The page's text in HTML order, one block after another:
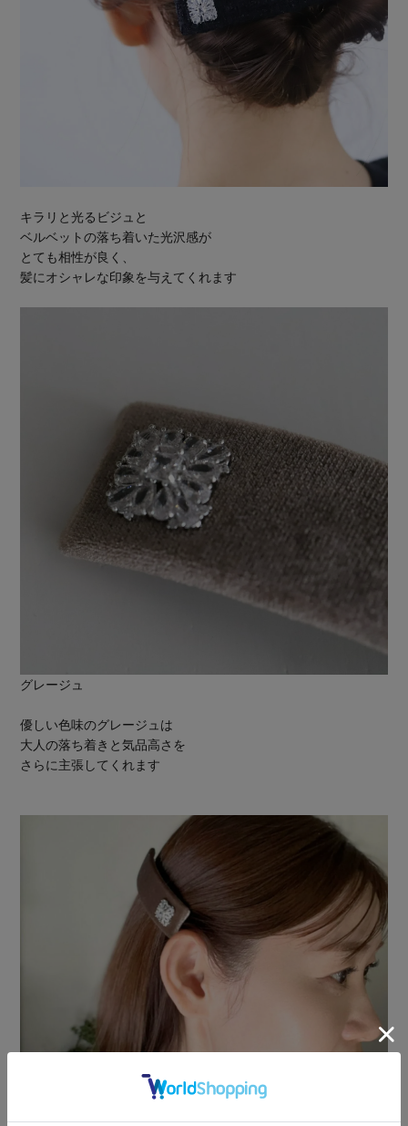
キラリと光るビジュと
ベルベットの落ち着いた光沢感が
とても相性が良く、
髪にオシャレな印象を与えてくれます
グレージュ
優しい色味のグレージュは
大人の落ち着きと気品高さを
さらに主張してくれます